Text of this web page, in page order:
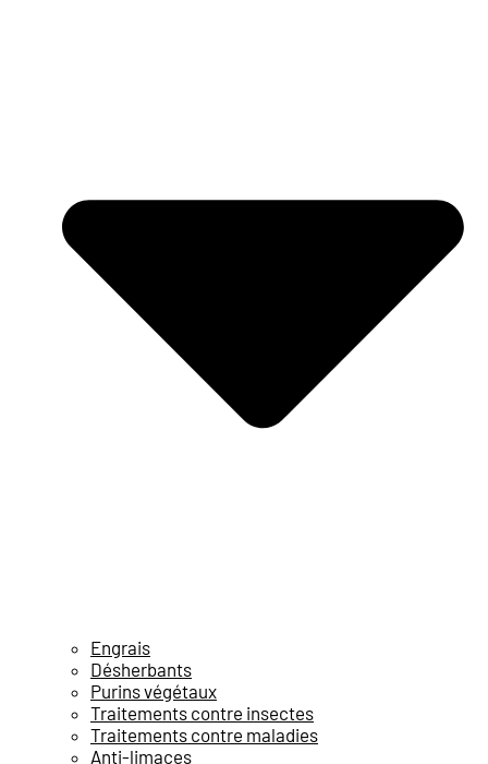
Engrais
Désherbants
Purins végétaux
Traitements contre insectes
Traitements contre maladies
Anti-limaces